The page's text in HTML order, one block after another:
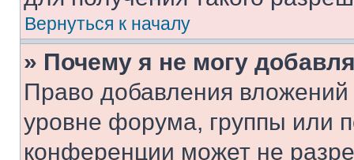
Вернуться к началу
» Почему я не могу
Право добавления
уровне форума, группы или
конференции может не